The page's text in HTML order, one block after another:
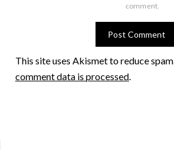
comment.
This site uses Akismet to reduce spam.
comment data is processed